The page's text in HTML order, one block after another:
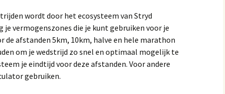
wordt door het ecosysteem van Stryd
je vermogenszones die je kunt gebruiken voor je
de afstanden 5km, 10km, halve en hele marathon
om je wedstrijd zo snel en optimaal mogelijk te
je eindtijd voor deze afstanden. Voor andere
gebruiken.